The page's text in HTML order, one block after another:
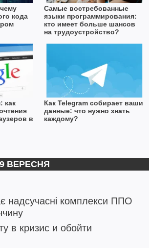
кода
Самые востребованные
языки программирования:
кто имеет больше шансов
на трудоустройство?
как
в
Как Telegram собирает ваши
данные: что нужно знать
каждому?
ВЕРЕСНЯ
надсучасні комплекси ППО
в кризис и обойти